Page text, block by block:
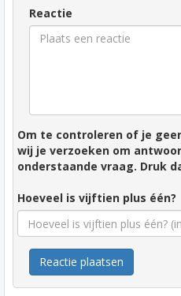
Reactie
Om te controleren of je
wij je verzoeken om
onderstaande vraag. Druk
Hoeveel is vijftien plus één?
Reactie plaatsen